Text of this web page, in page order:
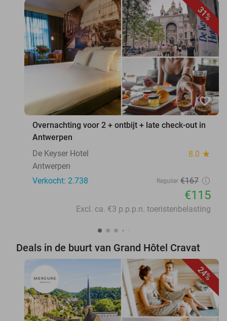
31%
favorite_border
Overnachting voor 2 + ontbijt + late check-out in
Antwerpen
De Keyser Hotel
8.0 star
Antwerpen
Verkocht: 2.738
Regulier €167
€115
Excl. ca. €3 p.p.p.n. toeristenbelasting
Deals in de buurt van Grand Hôtel Cravat
24%